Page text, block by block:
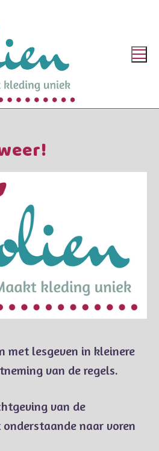
met lesgeven in kleinere
van de regels.
van de
naar voren